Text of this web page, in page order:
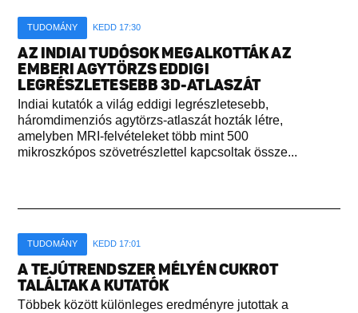
TUDOMÁNY KEDD 17:30
AZ INDIAI TUDÓSOK MEGALKOTTÁK AZ
EMBERI AGYTÖRZS EDDIGI
LEGRÉSZLETESEBB 3D-ATLASZÁT
Indiai kutatók a világ eddigi legrészletesebb,
háromdimenziós agytörzs-atlaszát hozták létre,
amelyben MRI-felvételeket több mint 500
mikroszkópos szövetrészlettel kapcsoltak össze...
TUDOMÁNY KEDD 17:01
A TEJÚTRENDSZER MÉLYÉN CUKROT
TALÁLTAK A KUTATÓK
Többek között különleges eredményre jutottak a